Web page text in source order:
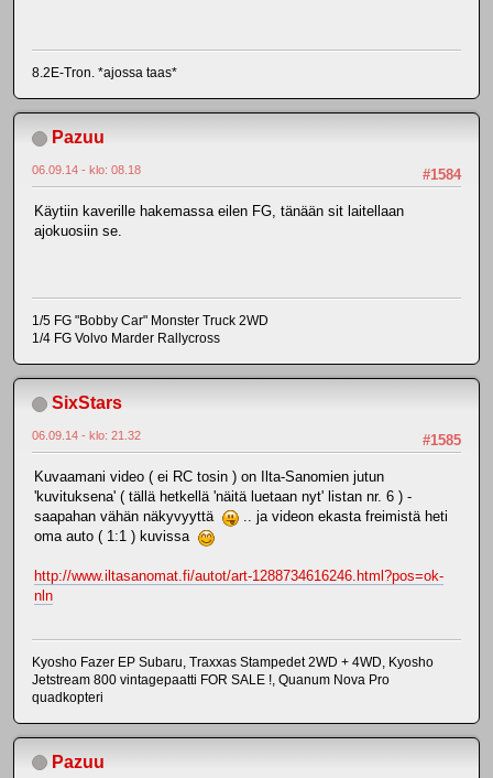
8.2E-Tron. *ajossa taas*
Pazuu
#1584
06.09.14 - klo: 08.18
Käytiin kaverille hakemassa eilen FG, tänään sit laitellaan
ajokuosiin se.
1/5 FG "Bobby Car" Monster Truck 2WD
1/4 FG Volvo Marder Rallycross
SixStars
#1585
06.09.14 - klo: 21.32
Kuvaamani video ( ei RC tosin ) on Ilta-Sanomien jutun
'kuvituksena' ( tällä hetkellä 'näitä luetaan nyt' listan nr. 6 ) -
saapahan vähän näkyvyyttä
.. ja videon ekasta freimistä heti
oma auto ( 1:1 ) kuvissa
http://www.iltasanomat.fi/autot/art-1288734616246.html?pos=ok-
nln
Kyosho Fazer EP Subaru, Traxxas Stampedet 2WD + 4WD, Kyosho
Jetstream 800 vintagepaatti FOR SALE !, Quanum Nova Pro
quadkopteri
Pazuu